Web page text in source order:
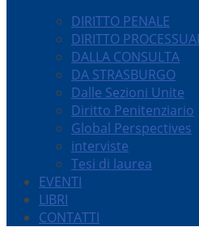
DIRITTO PENALE
DIRITTO
DALLA CONSULTA
DA STRASBURGO
Dalle Sezioni Unite
Diritto Penitenziario
Global Perspectives
interviste
Tesi di laurea
EVENTI
LIBRI
CONTATTI